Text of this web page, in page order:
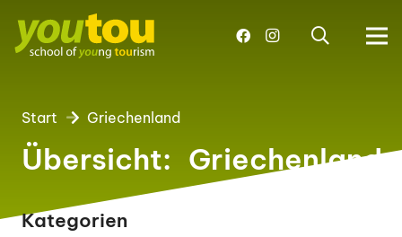
Start Griechenland
Übersicht: Griechenland
Kategorien